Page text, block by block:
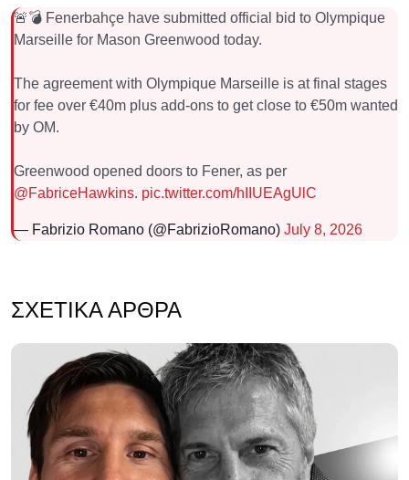
🚨💣 Fenerbahçe have submitted official bid to Olympique
Marseille for Mason Greenwood today.
The agreement with Olympique Marseille is at final stages
for fee over €40m plus add-ons to get close to €50m wanted
by OM.
Greenwood opened doors to Fener, as per
@FabriceHawkins. pic.twitter.com/hIIUEAgUlC
— Fabrizio Romano (@FabrizioRomano) July 8, 2026
ΣΧΕΤΙΚΆ ΆΡΘΡΑ